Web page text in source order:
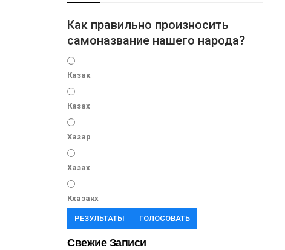
Как правильно произносить
самоназвание нашего народа?
Казак
Казах
Хазар
Хазах
Кхазакх
РЕЗУЛЬТАТЫ ГОЛОСОВАТЬ
Свежие Записи